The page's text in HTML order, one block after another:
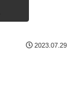
2023.07.29